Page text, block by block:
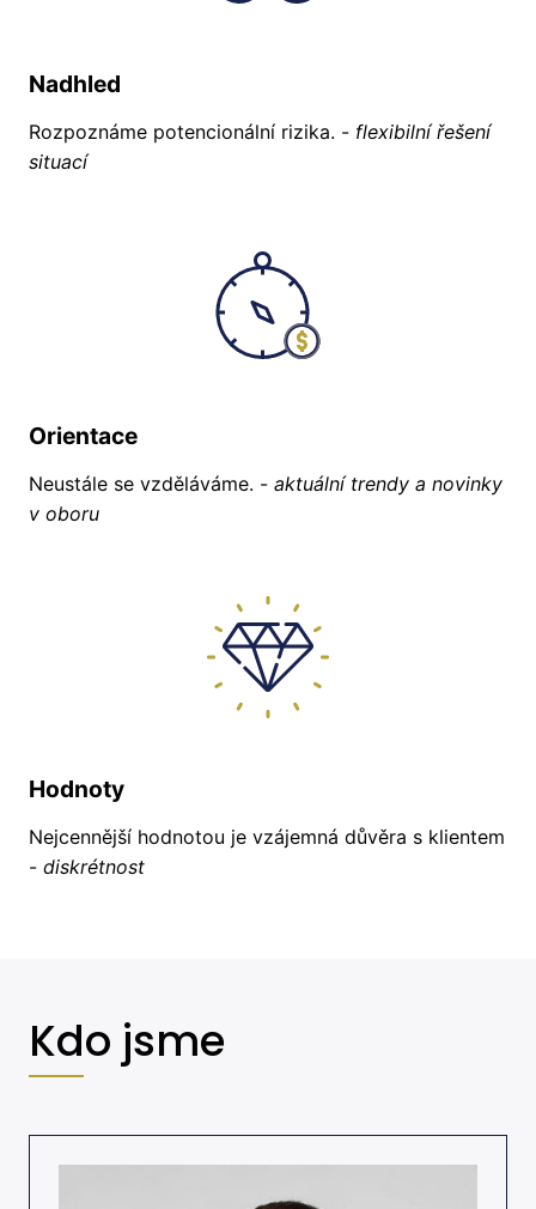
Nadhled
Rozpoznáme potencionální rizika. - flexibilní řešení
situací
Orientace
Neustále se vzděláváme. - aktuální trendy a novinky
v oboru
Hodnoty
Nejcennější hodnotou je vzájemná důvěra s klientem
- diskrétnost
Kdo jsme